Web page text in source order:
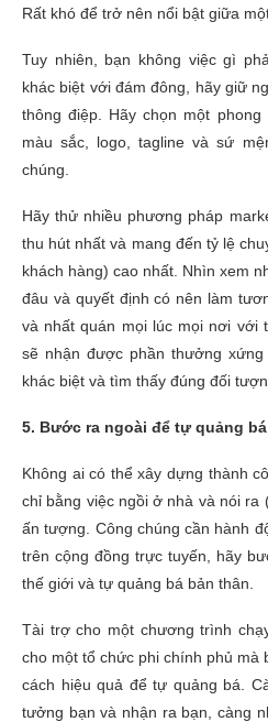
Rất khó để trở nên nổi bật giữa
Tuy nhiên, bạn không việc gì
khác biệt với đám đông, hãy giữ
thông điệp. Hãy chọn một
màu sắc, logo, tagline và sứ
chúng.
Hãy thử nhiều phương pháp
thu hút nhất và mang đến tỷ lệ
khách hàng) cao nhất. Nhìn xem
đâu và quyết định có nên làm
và nhất quán mọi lúc mọi nơi với
sẽ nhận được phần thưởng
khác biệt và tìm thấy đúng đối
5. Bước ra ngoài để tự quảng bá
Không ai có thể xây dựng thành
chỉ bằng việc ngồi ở nhà và nói
ấn tượng. Công chúng cần hành
trên cộng đồng trực tuyến, hãy
thế giới và tự quảng bá bản thân.
Tài trợ cho một chương trình
cho một tổ chức phi chính phủ
cách hiệu quả để tự quảng bá.
tưởng bạn và nhận ra bạn, càng